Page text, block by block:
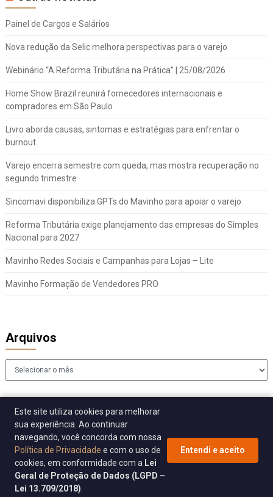
Painel de Cargos e Salários
Nova redução da Selic melhora perspectivas para o varejo
Webinário “A Reforma Tributária na Prática” | 25/08/2026
Home Show Brazil reunirá fornecedores internacionais e
compradores em São Paulo
Livro aborda causas, sintomas e estratégias para enfrentar o
burnout
Varejo encerra semestre com queda, mas mostra recuperação no
segundo trimestre
Sincomavi disponibiliza GPTs do Mavinho para apoiar o varejo
Reforma Tributária exige planejamento das empresas do Simples
Nacional para 2027
Mavinho Redes Sociais e Campanhas para Lojas – Lite
Mavinho Formação de Vendedores PRO
Arquivos
Arquivos
© 2026 Sincomavi Alerta| WordPress Theme bySuperb WordPress
Themes
Este site utiliza cookies para melhorar
sua experiência. Ao continuar
navegando, você concorda com nossa
Política de Privacidade e com o uso de
cookies, em conformidade com a Lei
Geral de Proteção de Dados (LGPD –
Lei 13.709/2018)
Entendi e aceito